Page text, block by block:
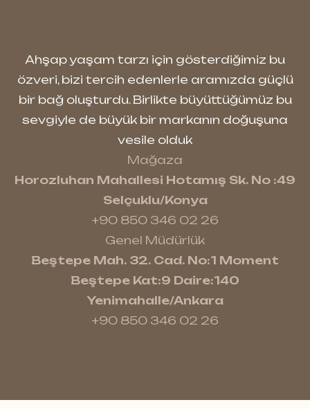
Ahşap yaşam tarzı için gösterdiğimiz bu
özveri, bizi tercih edenlerle aramızda güçlü
bir bağ oluşturdu. Birlikte büyüttüğümüz bu
sevgiyle de büyük bir markanın doğuşuna
vesile olduk
Mağaza
Horozluhan Mahallesi Hotamış Sk. No :49
Selçuklu/Konya
+90 850 346 02 26
Genel Müdürlük
Beştepe Mah. 32. Cad. No:1 Moment
Beştepe Kat:9 Daire:140
Yenimahalle/Ankara
+90 850 346 02 26